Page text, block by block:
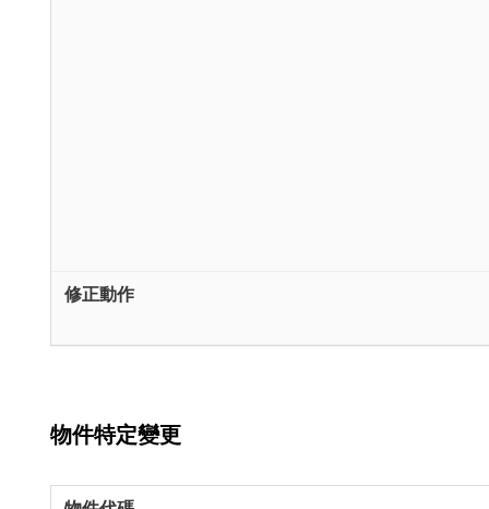
物件特定變更